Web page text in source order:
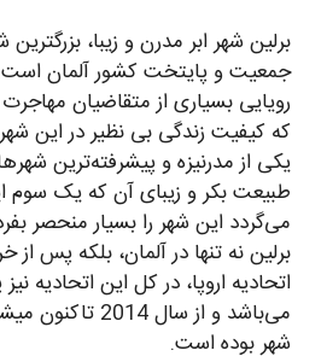
برلین شهر ابر مدرن و زیبا،
جمعیت و پایتخت کشور آلمان
رویایی بسیاری از متقاضیان
که کیفیت زندگی بی نظیر در این
یکی از مدرنیزه و پیشرفته‌ترین
طبیعت بکر و زیبای آن که یک سوم
می‌گردد این شهر را بسیار منحصر
برلین نه تنها در آلمان، بلکه پس از
اتحادیه اروپا، در کل این اتحادیه
می‌باشد و از سال
شهر بوده است.